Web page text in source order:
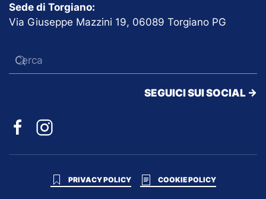
Sede di Torgiano:
Via Giuseppe Mazzini 19, 06089 Torgiano PG
SEGUICI SUI SOCIAL ->
PRIVACY POLICY COOKIE POLICY